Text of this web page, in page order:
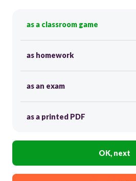
as a classroom game
as homework
as an exam
as a printed PDF
OK, next